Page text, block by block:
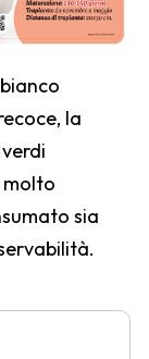
la
molto
sia